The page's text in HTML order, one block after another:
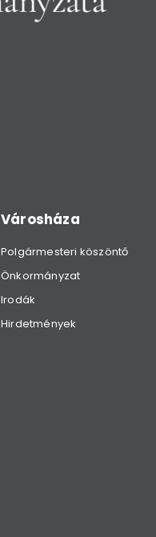
Városháza
Polgármesteri köszöntő
Önkormányzat
Irodák
Hirdetmények